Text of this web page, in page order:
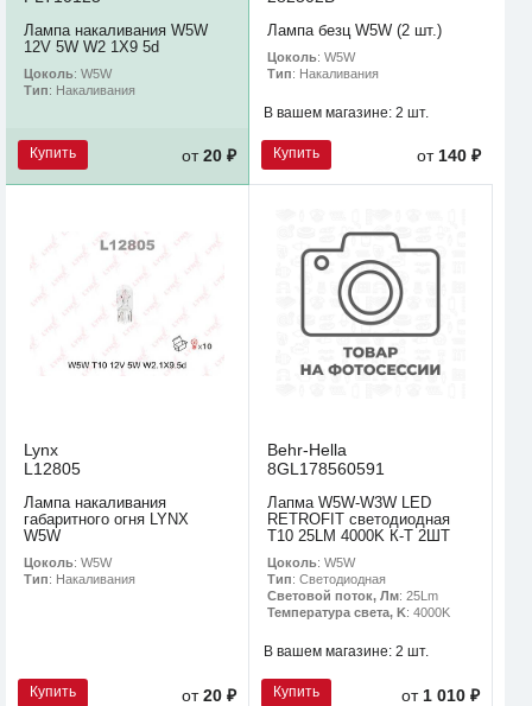
Лампа накаливания W5W
12V 5W W2 1X9 5d
Цоколь: W5W
Тип: Накаливания
Купить от20 ₽
Лампа безц W5W (2 шт.)
Цоколь: W5W
Тип: Накаливания
В вашем магазине: 2 шт.
Купить от140 ₽
Lynx
L12805
Лампа накаливания
габаритного огня LYNX
W5W
Цоколь: W5W
Тип: Накаливания
Купить от20 ₽
Behr-Hella
8GL178560591
Лапма W5W-W3W LED
RETROFIT светодиодная
T10 25LM 4000K К-Т 2ШТ
Цоколь: W5W
Тип: Светодиодная
Световой поток, Лм: 25Lm
Температура света, K: 4000K
В вашем магазине: 2 шт.
Купить от 1 010 ₽